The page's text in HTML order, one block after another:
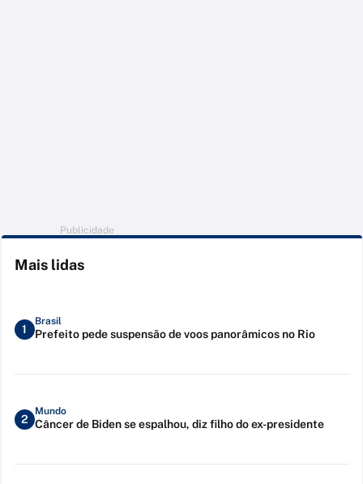
Publicidade
Mais lidas
1
Brasil
Prefeito pede suspensão de voos panorâmicos no Rio
2
Mundo
Câncer de Biden se espalhou, diz filho do ex-presidente